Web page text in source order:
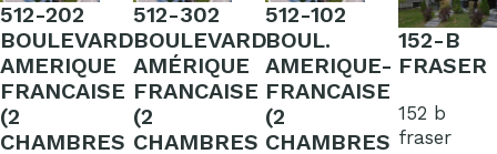
512-202
BOULEVARD
AMERIQUE
FRANCAISE
(2
CHAMBRES
512-302
BOULEVARD
AMÉRIQUE
FRANCAISE
(2
CHAMBRES
512-102
BOUL.
AMERIQUE-
FRANCAISE
(2
CHAMBRES
152-B
FRASER
152 b
fraser